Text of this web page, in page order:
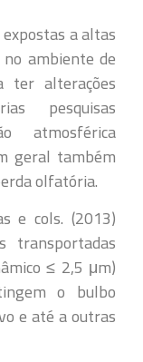
a altas
ambiente de
ter alterações
pesquisas
atmosférica
geral também
olfatória.
e cols. (2013)
transportadas
≤ 2,5 μm)
o bulbo
e até a outras